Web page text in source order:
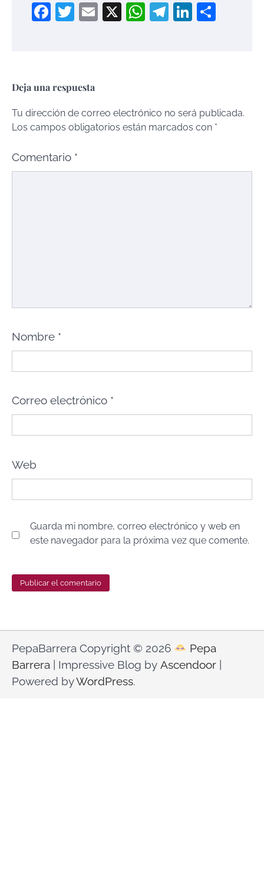
Facebook
Twitter
Email
X WhatsApp
Telegram
Deja una respuesta
Tu dirección de correo electrónico no será publicada.
Los campos obligatorios están marcados con *
Comentario *
Nombre *
Correo electrónico *
Web
Guarda mi nombre, correo electrónico y web en
este navegador para la próxima vez que comente.
PepaBarrera Copyright © 2026
Pepa
Barrera | Impressive Blog by Ascendoor
Powered byWordPress.